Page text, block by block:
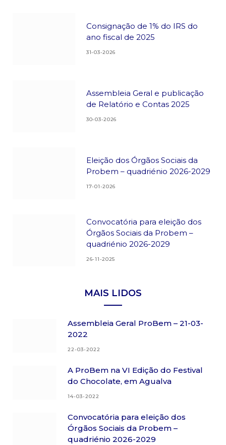
Consignação de 1% do IRS do
ano fiscal de 2025
31-03-2026
Assembleia Geral e publicação
de Relatório e Contas 2025
30-03-2026
Eleição dos Órgãos Sociais da
Probem – quadriénio 2026-2029
17-01-2026
Convocatória para eleição dos
Órgãos Sociais da Probem –
quadriénio 2026-2029
26-11-2025
MAIS LIDOS
Assembleia Geral ProBem – 21-03-
2022
22-03-2022
A ProBem na VI Edição do Festival
do Chocolate, em Agualva
14-03-2022
Convocatória para eleição dos
Órgãos Sociais da Probem –
quadriénio 2026-2029